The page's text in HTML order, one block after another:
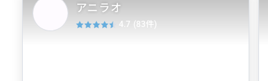
アニラオ
4.7 (83件)